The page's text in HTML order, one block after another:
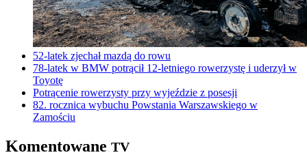
52-latek zjechał mazdą do rowu
78-latek w BMW potrącił 12-letniego rowerzystę i uderzył w
Toyotę
Potrącenie rowerzysty przy wyjeździe z posesji
82. rocznica wybuchu Powstania Warszawskiego w
Zamościu
Komentowane TV